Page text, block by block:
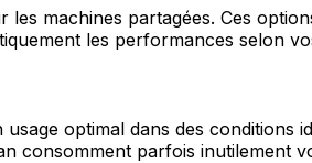
machines partagées. Ces
les performances selon
optimal dans des conditions
consomment parfois inutilement